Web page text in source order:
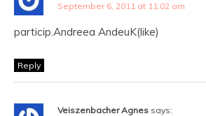
September 6, 2011 at 11:02 am
particip.Andreea AndeuK(like)
Reply
Veiszenbacher Agnes says: